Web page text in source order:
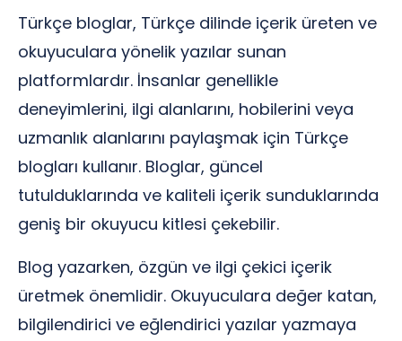
Türkçe bloglar, Türkçe dilinde içerik üreten ve
okuyuculara yönelik yazılar sunan
platformlardır. İnsanlar genellikle
deneyimlerini, ilgi alanlarını, hobilerini veya
uzmanlık alanlarını paylaşmak için Türkçe
blogları kullanır. Bloglar, güncel
tutulduklarında ve kaliteli içerik sunduklarında
geniş bir okuyucu kitlesi çekebilir.
Blog yazarken, özgün ve ilgi çekici içerik
üretmek önemlidir. Okuyuculara değer katan,
bilgilendirici ve eğlendirici yazılar yazmaya